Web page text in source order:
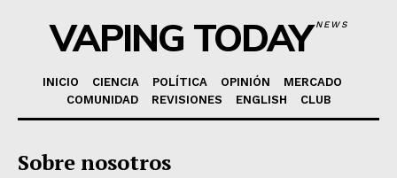
VAPING TODAYNEWS
INICIO CIENCIA POLÍTICA OPINIÓN
MERCADO
COMUNIDAD
REVISIONES ENGLISH CLUB
Sobre nosotros